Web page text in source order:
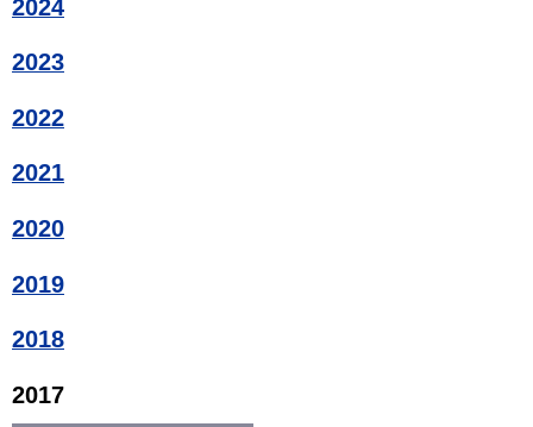
2024
2023
2022
2021
2020
2019
2018
2017